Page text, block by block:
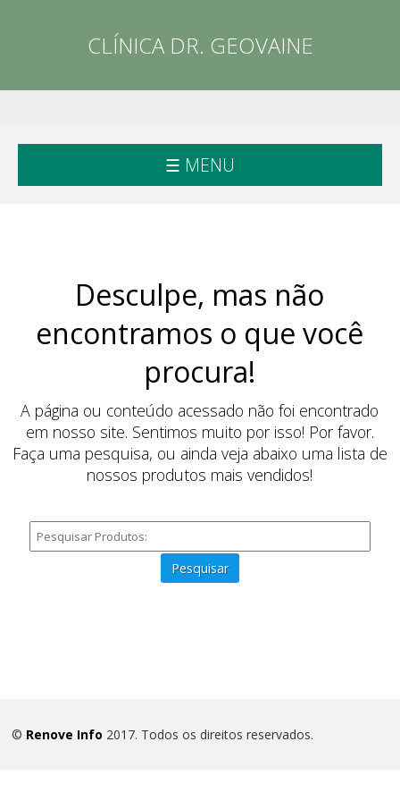
CLÍNICA DR. GEOVAINE
☰ MENU
Desculpe, mas não
encontramos o que você
procura!
A página ou conteúdo acessado não foi encontrado
em nosso site. Sentimos muito por isso! Por favor.
Faça uma pesquisa, ou ainda veja abaixo uma lista de
nossos produtos mais vendidos!
Pesquisar
© Renove Info 2017. Todos os direitos reservados.